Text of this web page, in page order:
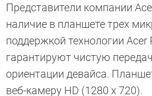
Представители компании
наличие в планшете трех
поддержкой технологии Acer
гарантируют чистую
ориентации девайса.
веб-камеру HD (1280 x 720).